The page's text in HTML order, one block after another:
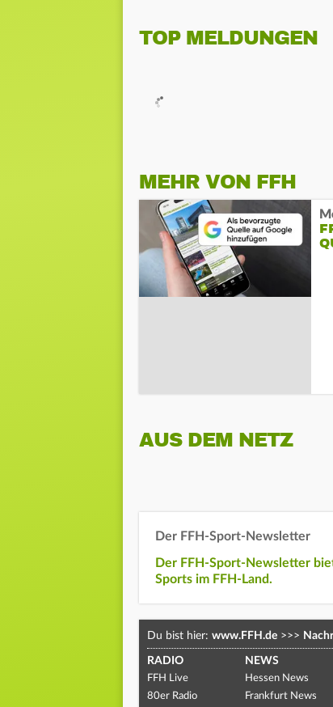
TOP MELDUNGEN
MEHR VON FFH
AUS DEM NETZ
Der FFH-Sport-Newsletter
Der FFH-Sport-Newsletter
Sports im FFH-Land.
Du bist hier: www.FFH.de >>>
RADIO
FFH Live
80er Radio
NEWS
Hessen News
Frankfurt News